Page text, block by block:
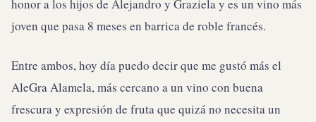
honor a los hijos de Alejandro y Graziela y es un vino más
joven que pasa 8 meses en barrica de roble francés.
Entre ambos, hoy día puedo decir que me gustó más el
AleGra Alamela, más cercano a un vino con buena
frescura y expresión de fruta que quizá no necesita un